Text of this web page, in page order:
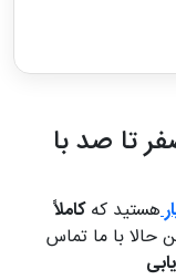
تا صد با
هستید کهکاملاً
حالا با ما تماس